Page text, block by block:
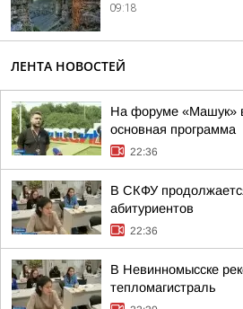
09:18
ЛЕНТА НОВОСТЕЙ
На форуме «Машук»
основная программа
22:36
В СКФУ
абитуриентов
22:36
В Невинномысске
тепломагистраль